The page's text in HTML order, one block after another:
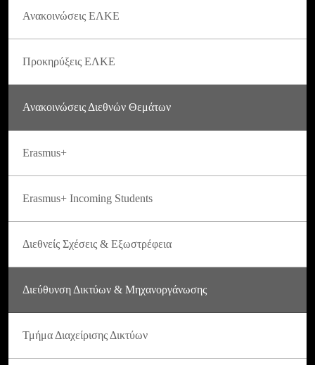
Ανακοινώσεις ΕΛΚΕ
Προκηρύξεις ΕΛΚΕ
Ανακοινώσεις Διεθνών Θεμάτων
Erasmus+
Erasmus+ Incoming Students
Διεθνείς Σχέσεις & Εξωστρέφεια
Διεύθυνση Δικτύων & Μηχανοργάνωσης
Τμήμα Διαχείρισης Δικτύων